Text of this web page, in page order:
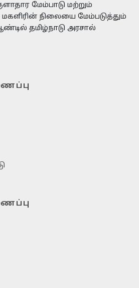
மேம்பாடு மற்றும்
நிலையை மேம்படுத்தும்
தமிழ்நாடு அரசால்